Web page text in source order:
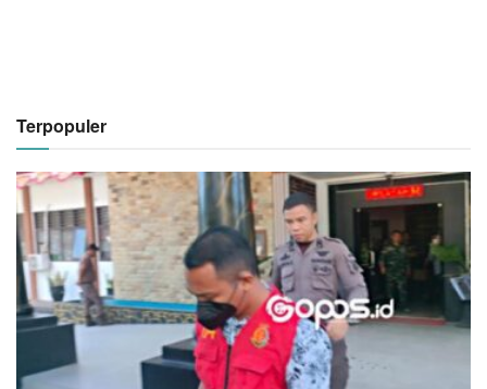
Terpopuler